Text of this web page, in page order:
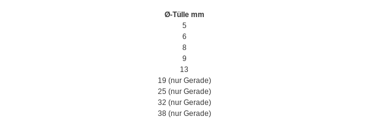
Ø-Tülle mm
5
6
8
9
13
19 (nur Gerade)
25 (nur Gerade)
32 (nur Gerade)
38 (nur Gerade)